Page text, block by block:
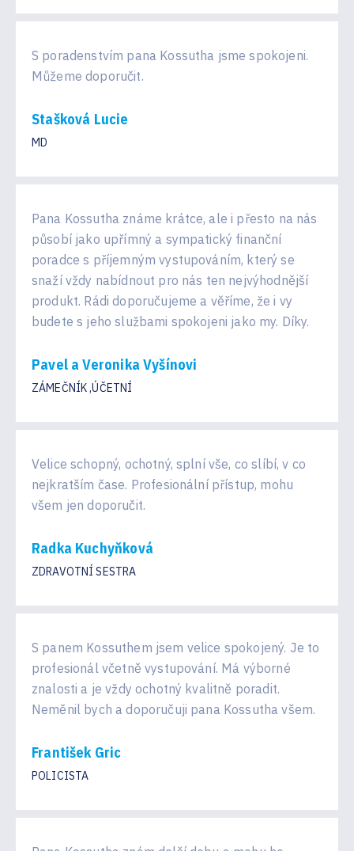
S poradenstvím pana Kossutha jsme spokojeni.
Můžeme doporučit.
Stašková Lucie
MD
Pana Kossutha známe krátce, ale i přesto na nás
působí jako upřímný a sympatický finanční
poradce s příjemným vystupováním, který se
snaží vždy nabídnout pro nás ten nejvýhodnější
produkt. Rádi doporučujeme a věříme, že i vy
budete s jeho službami spokojeni jako my. Díky.
Pavel a Veronika Vyšínovi
ZÁMEČNÍK ,ÚČETNÍ
Velice schopný, ochotný, splní vše, co slíbí, v co
nejkratším čase. Profesionální přístup, mohu
všem jen doporučit.
Radka Kuchyňková
ZDRAVOTNÍ SESTRA
S panem Kossuthem jsem velice spokojený. Je to
profesionál včetně vystupování. Má výborné
znalosti a je vždy ochotný kvalitně poradit.
Neměnil bych a doporučuji pana Kossutha všem.
František Gric
POLICISTA